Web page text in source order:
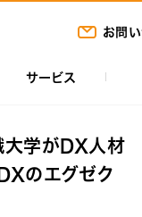
お問
サービス
大学がDX人材
のエグゼク